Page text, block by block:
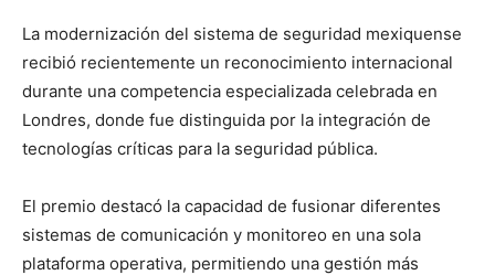
La modernización del sistema de seguridad mexiquense
recibió recientemente un reconocimiento internacional
durante una competencia especializada celebrada en
Londres, donde fue distinguida por la integración de
tecnologías críticas para la seguridad pública.
El premio destacó la capacidad de fusionar diferentes
sistemas de comunicación y monitoreo en una sola
plataforma operativa, permitiendo una gestión más